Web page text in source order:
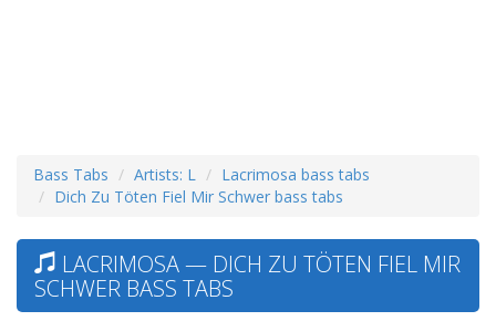
Bass Tabs Artists: L
Lacrimosa bass tabs
Dich Zu Töten Fiel Mir Schwer bass tabs
LACRIMOSA — DICH ZU TÖTEN FIEL MIR
SCHWER BASS TABS